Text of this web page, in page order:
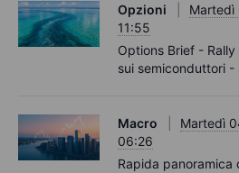
Opzioni
Martedì
11:55
Options Brief -
sui semiconduttori
Macro
Martedì
06:26
Rapida panoramica